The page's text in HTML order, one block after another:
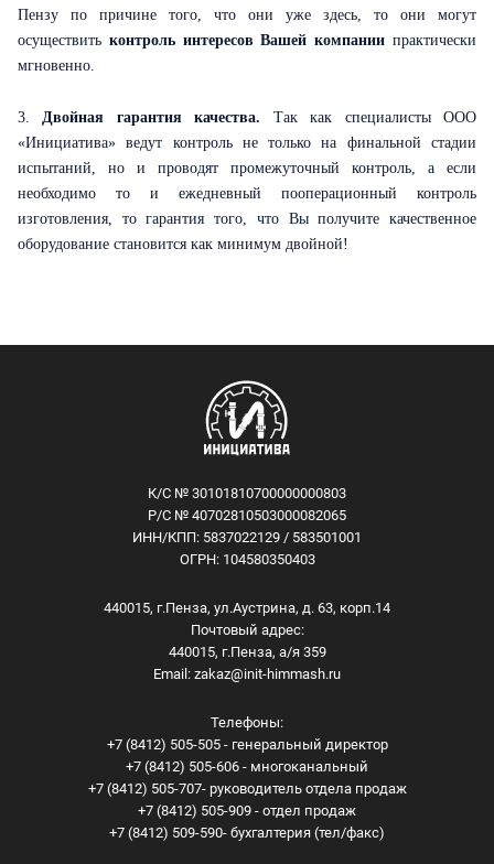
Пензу по причине того, что они уже здесь, то они могут
осуществить контроль интересов Вашей компании практически
мгновенно.
3.Двойная гарантия качества. Так как специалисты ООО
«Инициатива» ведут контроль не только на финальной стадии
испытаний, но и проводят промежуточный контроль, а если
необходимо то и ежедневный пооперационный контроль
изготовления, то гарантия того, что Вы получите качественное
оборудование становится как минимум двойной!
К/С № 30101810700000000803
Р/С № 40702810503000082065
ИНН/КПП: 5837022129 / 583501001
ОГРН: 104580350403
440015, г.Пенза, ул.Аустрина, д. 63, корп.14
Почтовый адрес:
440015, г.Пенза, а/я 359
Email: zakaz@init-himmash.ru
Телефоны:
+7 (8412) 505-505 - генеральный директор
+7 (8412) 505-606 - многоканальный
+7 (8412) 505-707- руководитель отдела продаж
+7 (8412) 505-909 - отдел продаж
+7 (8412) 509-590- бухгалтерия (тел/факс)